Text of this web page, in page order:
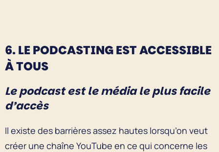
6. LE PODCASTING EST ACCESSIBLE
À TOUS
Le podcast est le média le plus facile
d’accès
Il existe des barrières assez hautes lorsqu’on veut
créer une chaîne YouTube en ce qui concerne les